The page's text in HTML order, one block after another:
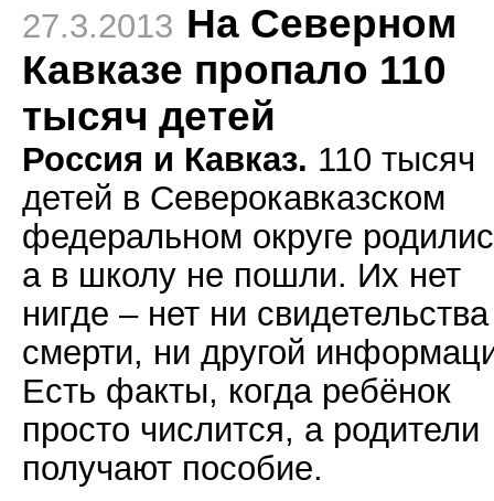
27.3.2013 На Северном
Кавказе пропало 110
тысяч детей
Россия и Кавказ. 110 тысяч
детей в Северокавказском
федеральном округе
а в школу не пошли. Их нет
нигде – нет ни
смерти, ни другой
Есть факты, когда ребёнок
просто числится, а родители
получают пособие.